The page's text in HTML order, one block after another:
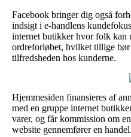
Facebook bringer dig også
indsigt i e-handlens
internet butikker hvor folk kan
ordreforløbet, hvilket tillige
tilfredsheden hos kunderne.
Hjemmesiden finansieres af
med en gruppe internet
varer, og får kommission om
website gennemfører en handel.